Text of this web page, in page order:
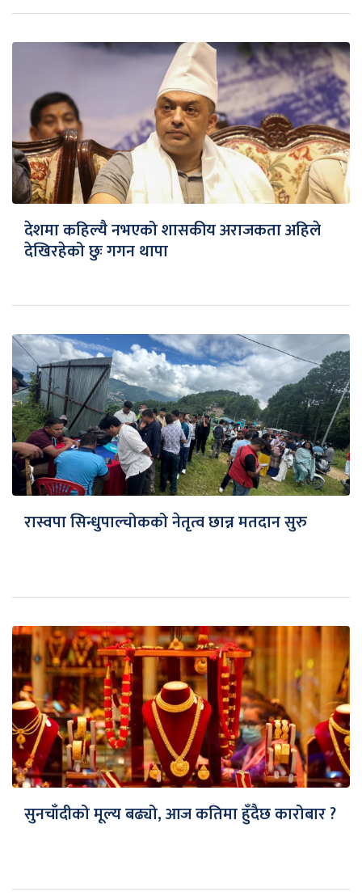
देशमा कहिल्यै नभएको शासकीय अराजकता अहिले
देखिरहेको छुः गगन थापा
रास्वपा सिन्धुपाल्चोकको नेतृत्व छान्न मतदान सुरु
सुनचाँदीको मूल्य बढ्यो, आज कतिमा हुँदैछ कारोबार ?